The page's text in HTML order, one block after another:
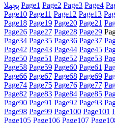
پچھلا Page1 Page2 Page3 Page4
Page10 Page11 Page12 Page13
Page18 Page19 Page20 Page21
Page26 Page27 Page28 Page29
Page34 Page35 Page36 Page37
Page42 Page43 Page44 Page45
Page50 Page51 Page52 Page53
Page58 Page59 Page60 Page61
Page66 Page67 Page68 Page69
Page74 Page75 Page76 Page77
Page82 Page83 Page84 Page85
Page90 Page91 Page92 Page93
Page98 Page99 Page100 Page101
Page105 Page106 Page107 Page